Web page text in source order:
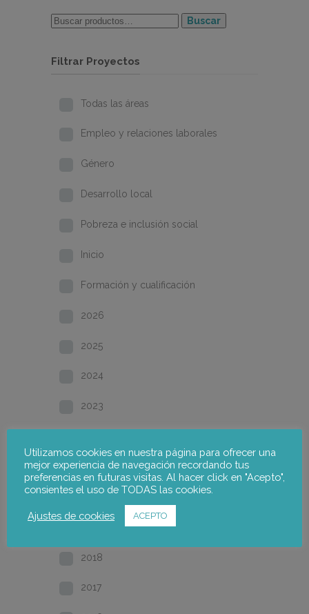
Buscar
Filtrar Proyectos
Todas las áreas
Empleo y relaciones laborales
Género
Desarrollo local
Pobreza e inclusión social
Inicio
Formación y cualificación
2026
2025
2024
2023
2021
2020
2018
2017
Utilizamos cookies en nuestra página para ofrecer una
mejor experiencia de navegación recordando tus
preferencias en futuras visitas. Al hacer click en "Acepto",
consientes el uso de TODAS las cookies.
Ajustes de cookies ACEPTO